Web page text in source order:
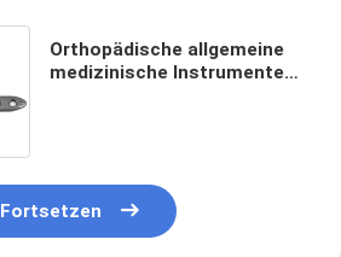
Orthopädische allgemeine
medizinische Instrumente
Fortsetzen